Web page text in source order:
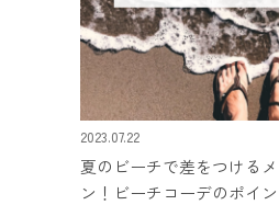
2023.07.22
夏のビーチで差をつける
ン！ビーチコーデのポイ